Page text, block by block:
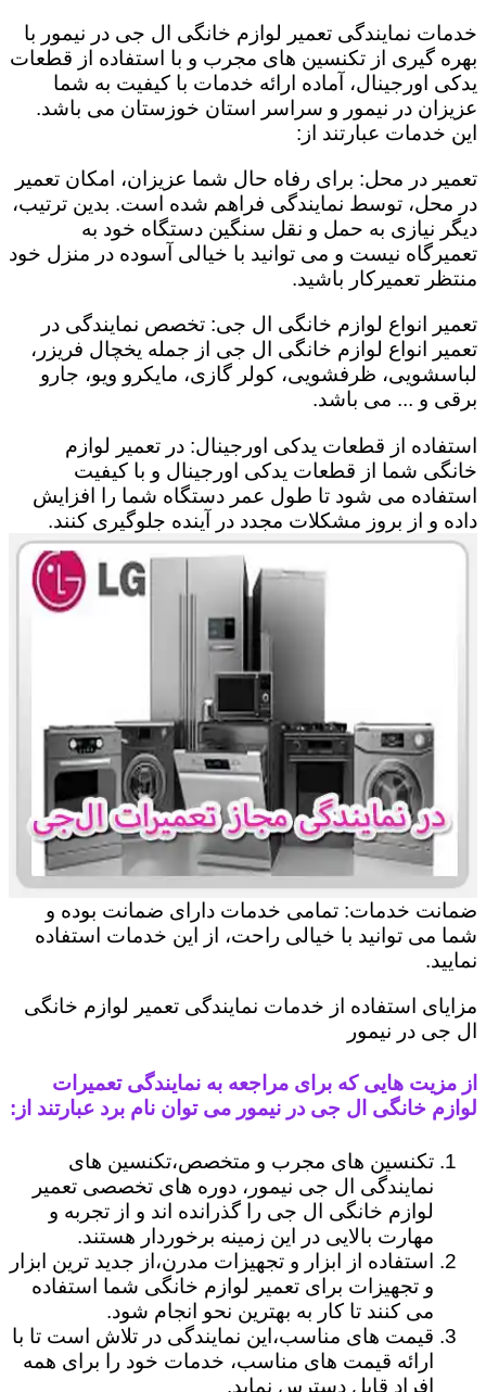
خدمات نمایندگی تعمیر لوازم خانگی ال جی در نیمور با
بهره گیری از تکنسین های مجرب و با استفاده از قطعات
یدکی اورجینال، آماده ارائه خدمات با کیفیت به شما
عزیزان در نیمور و سراسر استان خوزستان می باشد.
این خدمات عبارتند از:
تعمیر در محل: برای رفاه حال شما عزیزان، امکان تعمیر
در محل، توسط نمایندگی فراهم شده است. بدین ترتیب،
دیگر نیازی به حمل و نقل سنگین دستگاه خود به
تعمیرگاه نیست و می توانید با خیالی آسوده در منزل خود
منتظر تعمیرکار باشید.
تعمیر انواع لوازم خانگی ال جی: تخصص نمایندگی در
تعمیر انواع لوازم خانگی ال جی از جمله یخچال فریزر،
لباسشویی، ظرفشویی، کولر گازی، مایکرو ویو، جارو
برقی و ... می باشد.
استفاده از قطعات یدکی اورجینال: در تعمیر لوازم
خانگی شما از قطعات یدکی اورجینال و با کیفیت
استفاده می شود تا طول عمر دستگاه شما را افزایش
داده و از بروز مشکلات مجدد در آینده جلوگیری کنند.
ضمانت خدمات: تمامی خدمات دارای ضمانت بوده و
شما می توانید با خیالی راحت، از این خدمات استفاده
نمایید.
مزایای استفاده از خدمات نمایندگی تعمیر لوازم خانگی
ال جی در نیمور
از مزیت هایی که برای مراجعه به نمایندگی تعمیرات
لوازم خانگی ال جی در نیمور می توان نام برد عبارتند از:
تکنسین های مجرب و متخصص،تکنسین های
نمایندگی ال جی نیمور، دوره های تخصصی تعمیر
لوازم خانگی ال جی را گذرانده اند و از تجربه و
مهارت بالایی در این زمینه برخوردار هستند.
استفاده از ابزار و تجهیزات مدرن،از جدید ترین ابزار
و تجهیزات برای تعمیر لوازم خانگی شما استفاده
می کنند تا کار به بهترین نحو انجام شود.
قیمت های مناسب،این نمایندگی در تلاش است تا با
ارائه قیمت های مناسب، خدمات خود را برای همه
افراد قابل دسترس نماید.